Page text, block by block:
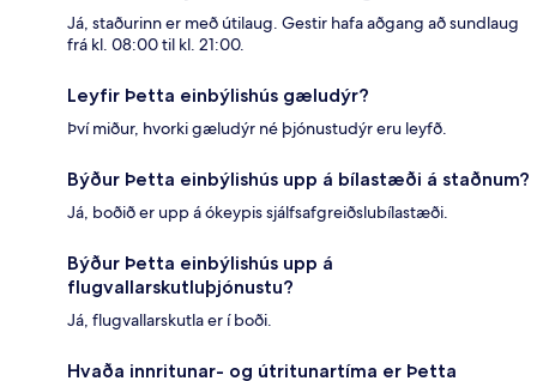
Já, staðurinn er með útilaug. Gestir hafa aðgang að sundlaug
frá kl. 08:00 til kl. 21:00.
Leyfir Þetta einbýlishús gæludýr?
Því miður, hvorki gæludýr né þjónustudýr eru leyfð.
Býður Þetta einbýlishús upp á bílastæði á staðnum?
Já, boðið er upp á ókeypis sjálfsafgreiðslubílastæði.
Býður Þetta einbýlishús upp á
flugvallarskutluþjónustu?
Já, flugvallarskutla er í boði.
Hvaða innritunar- og útritunartíma er Þetta